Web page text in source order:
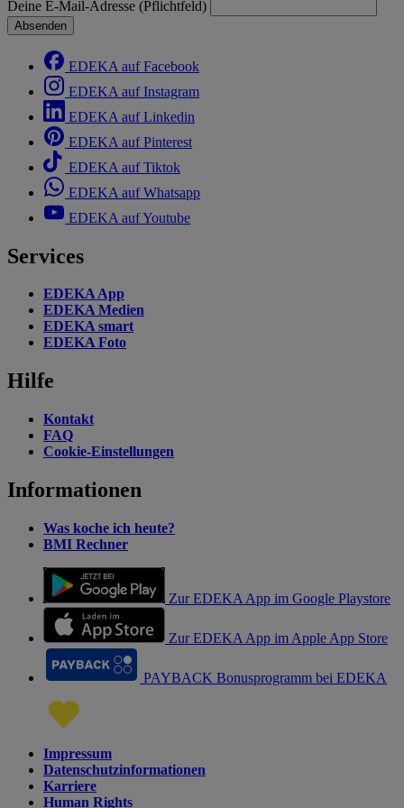
Deine E-Mail-Adresse (Pflichtfeld)
Absenden
EDEKA auf Facebook
EDEKA auf Instagram
EDEKA auf Linkedin
EDEKA auf Pinterest
EDEKA auf Tiktok
EDEKA auf Whatsapp
EDEKA auf Youtube
Services
EDEKA App
EDEKA Medien
EDEKA smart
EDEKA Foto
Hilfe
Kontakt
FAQ
Cookie-Einstellungen
Informationen
Was koche ich heute?
BMI Rechner
Zur EDEKA App im Google Playstore
Zur EDEKA App im Apple App Store
PAYBACK Bonusprogramm bei EDEKA
Impressum
Datenschutzinformationen
Karriere
Human Rights